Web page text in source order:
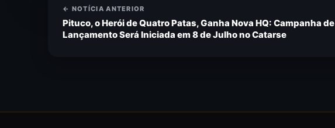
← NOTÍCIA ANTERIOR
Pituco, o Herói de Quatro Patas, Ganha Nova HQ: Campanha de
Lançamento Será Iniciada em 8 de Julho no Catarse